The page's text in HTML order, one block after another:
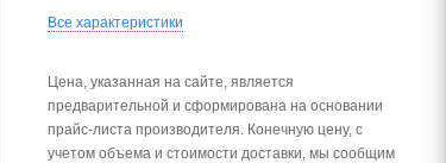
Все характеристики
Цена, указанная на сайте, является
предварительной и сформирована на основании
прайс-листа производителя. Конечную цену, с
учетом объема и стоимости доставки, мы сообщим